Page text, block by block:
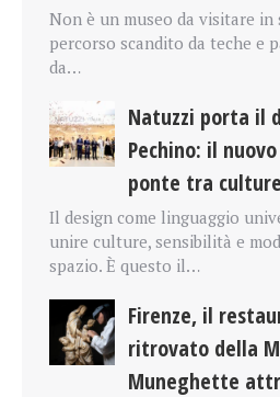
Non è un museo da visitare in
percorso scandito da teche e
da…
Natuzzi porta il
Pechino: il
ponte tra culture
Il design come linguaggio
unire culture, sensibilità e
spazio. È questo il…
Firenze, il
ritrovato della
Muneghette